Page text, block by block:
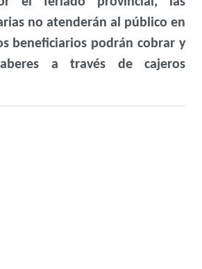
no atenderán al público en
beneficiarios podrán cobrar y
a través de cajeros